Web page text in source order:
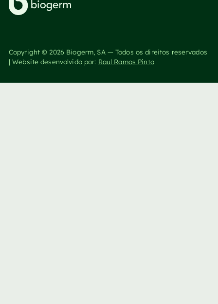
Copyright ©2026 Biogerm, SA — Todos os direitos reservados
| Website desenvolvido por: Raul Ramos Pinto